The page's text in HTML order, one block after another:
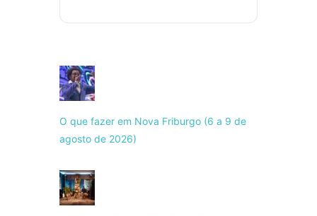
O que fazer em Nova Friburgo (6 a 9 de
agosto de 2026)